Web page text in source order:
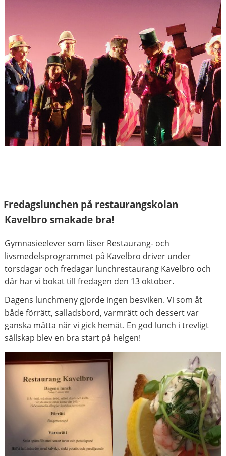
Fredagslunchen på restaurangskolan
Kavelbro smakade bra!
Gymnasieelever som läser Restaurang- och
livsmedelsprogrammet på Kavelbro driver under
torsdagar och fredagar lunchrestaurang Kavelbro och
där har vi bokat till fredagen den 13 oktober.
Dagens lunchmeny gjorde ingen besviken. Vi som åt
både förrätt, salladsbord, varmrätt och dessert var
ganska mätta när vi gick hemåt. En god lunch i trevligt
sällskap blev en bra start på helgen!